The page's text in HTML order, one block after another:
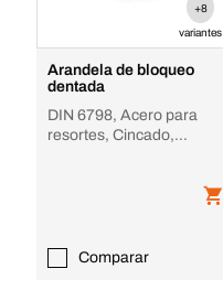
+8
variantes
Arandela de bloqueo
dentada
DIN 6798, Acero para
resortes, Cincado,
Comparar